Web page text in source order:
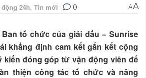
24h, Tin mới 0 AA
tổ chức của giải đấu – Sunrise
khẳng định cam kết gắn kết cộng
kiến đóng góp từ vận động viên để
thiện công tác tổ chức và nâng